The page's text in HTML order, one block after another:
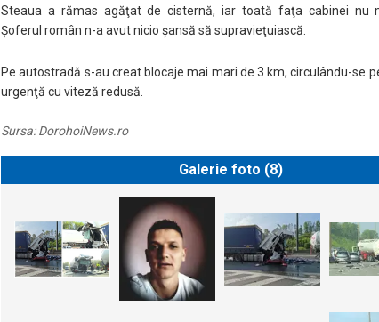
Steaua a rămas agăţat de cisternă, iar toată faţa cabinei nu
Şoferul român n-a avut nicio şansă să supravieţuiască.
Pe autostradă s-au creat blocaje mai mari de 3 km, circulându-se
urgenţă cu viteză redusă.
Sursa:DorohoiNews.ro
Galerie foto (8)